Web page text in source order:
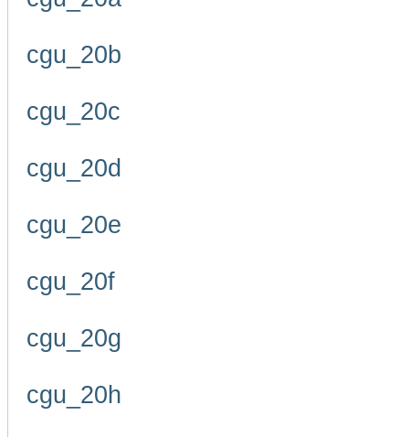
cgu_20b
cgu_20c
cgu_20d
cgu_20e
cgu_20f
cgu_20g
cgu_20h